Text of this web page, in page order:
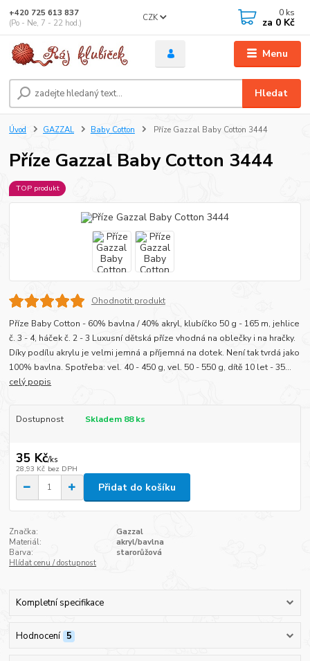
Menu
CZK
Hledat
+420 725 613 837
(Po - Ne, 7 - 22 hod.)
0 ks
za 0 Kč
Úvod GAZZAL Baby Cotton Příze Gazzal Baby Cotton 3444
Příze Gazzal Baby Cotton 3444
TOP produkt
Ohodnotit produkt
Příze Baby Cotton - 60% bavlna / 40% akryl, klubíčko 50 g - 165 m, jehlice
č. 3 - 4, háček č. 2 - 3 Luxusní dětská příze vhodná na oblečky i na hračky.
Díky podílu akrylu je velmi jemná a příjemná na dotek. Není tak tvrdá jako
100% bavlna. Spotřeba: vel. 40 - 450 g, vel. 50 - 550 g, dítě 10 let - 35...
celý popis
Dostupnost Skladem 88 ks
35 Kč/ks
28,93 Kč bez DPH
Přidat do košíku
Značka:
Gazzal
Materiál:
akryl/bavlna
Barva:
starorůžová
Hlídat cenu / dostupnost
Kompletní specifikace
Hodnocení 5